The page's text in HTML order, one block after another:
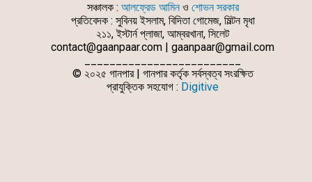
সঞ্চালক : আলফ্রেড আমিনও শোভন সরকার
প্রতিবেদক : সুবিনয় ইসলাম, বিদিতা গোমেজ, মিল্টন মৃধা
২১১, ইস্টার্ন প্লাজা, আম্বরখানা, সিলেট
contact@gaanpaar.com | gaanpaar@gmail.com
© ২০২৫ গানপার | গানপার কর্তৃক সর্বস্বত্ব সংরক্ষিত
প্রাযুক্তিক সহযোগ : Digitive